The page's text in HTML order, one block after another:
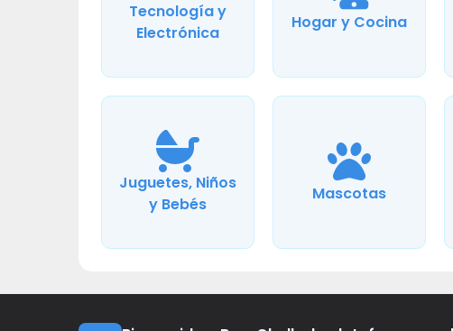
Tecnología y
Electrónica
Hogar y Cocina
Juguetes, Niños
y Bebés
Mascotas